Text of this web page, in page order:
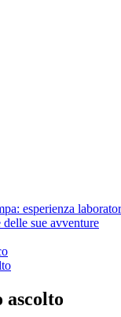
esperienza
sue avventure
ascolto